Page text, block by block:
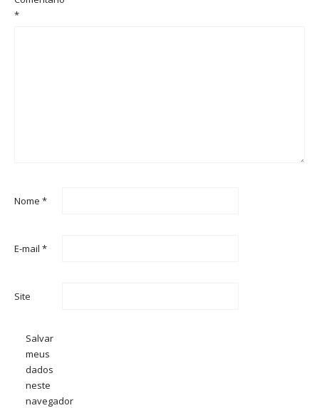
*
Nome *
E-mail *
Site
Salvar
meus
dados
neste
navegador